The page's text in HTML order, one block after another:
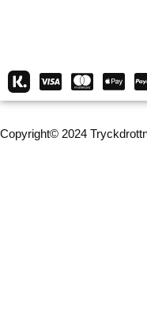
Copyright© 2024